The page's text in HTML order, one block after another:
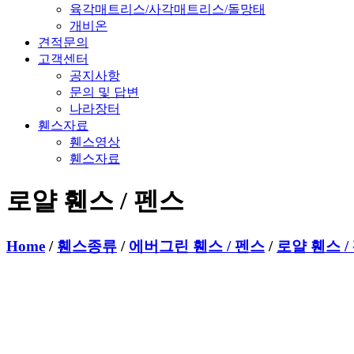
육각매트리스/사각매트리스/돌망태
개비온
견적문의
고객센터
공지사항
문의 및 답변
나라장터
휀스자료
휀스영상
휀스자료
로얄 휀스 / 펜스
Home / 휀스종류 / 에버그린 휀스 / 펜스 / 로얄 휀스 /